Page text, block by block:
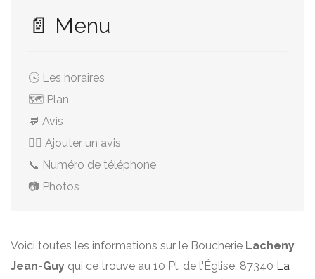
📄 Menu
🕓 Les horaires
🗺️ Plan
💬 Avis
✍🏻 Ajouter un avis
📞 Numéro de téléphone
📷 Photos
Voici toutes les informations sur le Boucherie Lacheny
Jean-Guy qui ce trouve au 10 Pl. de l'Église, 87340 La